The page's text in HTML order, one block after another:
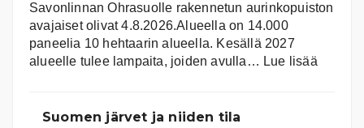
Savonlinnan Ohrasuolle rakennetun aurinkopuiston
avajaiset olivat 4.8.2026.Alueella on 14.000
paneelia 10 hehtaarin alueella. Kesällä 2027
alueelle tulee lampaita, joiden avulla… Lue lisää:
Suomen järvet ja niiden tila